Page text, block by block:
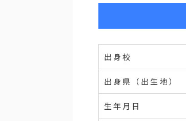
出身校
出身県（出生地）
生年月日